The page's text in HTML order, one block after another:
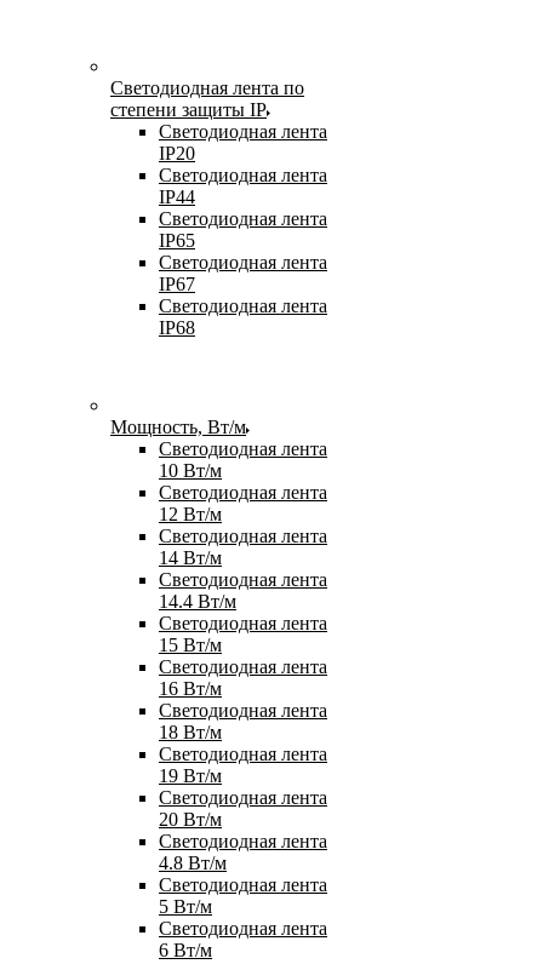
Светодиодная лента по
степени защиты IP
Светодиодная лента
IP20
Светодиодная лента
IP44
Светодиодная лента
IP65
Светодиодная лента
IP67
Светодиодная лента
IP68
Мощность, Вт/м
Светодиодная лента
10 Вт/м
Светодиодная лента
12 Вт/м
Светодиодная лента
14 Вт/м
Светодиодная лента
14.4 Вт/м
Светодиодная лента
15 Вт/м
Светодиодная лента
16 Вт/м
Светодиодная лента
18 Вт/м
Светодиодная лента
19 Вт/м
Светодиодная лента
20 Вт/м
Светодиодная лента
4.8 Вт/м
Светодиодная лента
5 Вт/м
Светодиодная лента
6 Вт/м